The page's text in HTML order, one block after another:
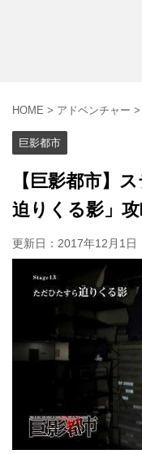
HOME > アドベンチャー >
巨影都市
【巨影都市】
迫りくる影」
更新日： 2017年12月1日